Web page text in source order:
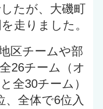
たが、大磯町
走りました。
区チームや部
26チーム（オ
全30チーム）
、全体で6位入